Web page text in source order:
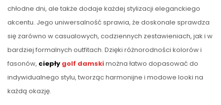
chłodne dni, ale także dodaje każdej stylizacji eleganckiego
akcentu. Jego uniwersalność sprawia, że doskonale sprawdza
się zarówno w casualowych, codziennych zestawieniach, jak i w
bardziej formalnych outfitach. Dzięki różnorodności kolorów i
fasonów, ciepły golf damskimożna łatwo dopasować do
indywidualnego stylu, tworząc harmonijne i modowe looki na
każdą okazję.